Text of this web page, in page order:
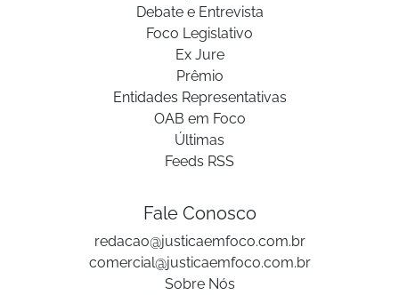
Debate e Entrevista
Foco Legislativo
Ex Jure
Prêmio
Entidades Representativas
OAB em Foco
Últimas
Feeds RSS
Fale Conosco
redacao@justicaemfoco.com.br
comercial@justicaemfoco.com.br
Sobre Nós